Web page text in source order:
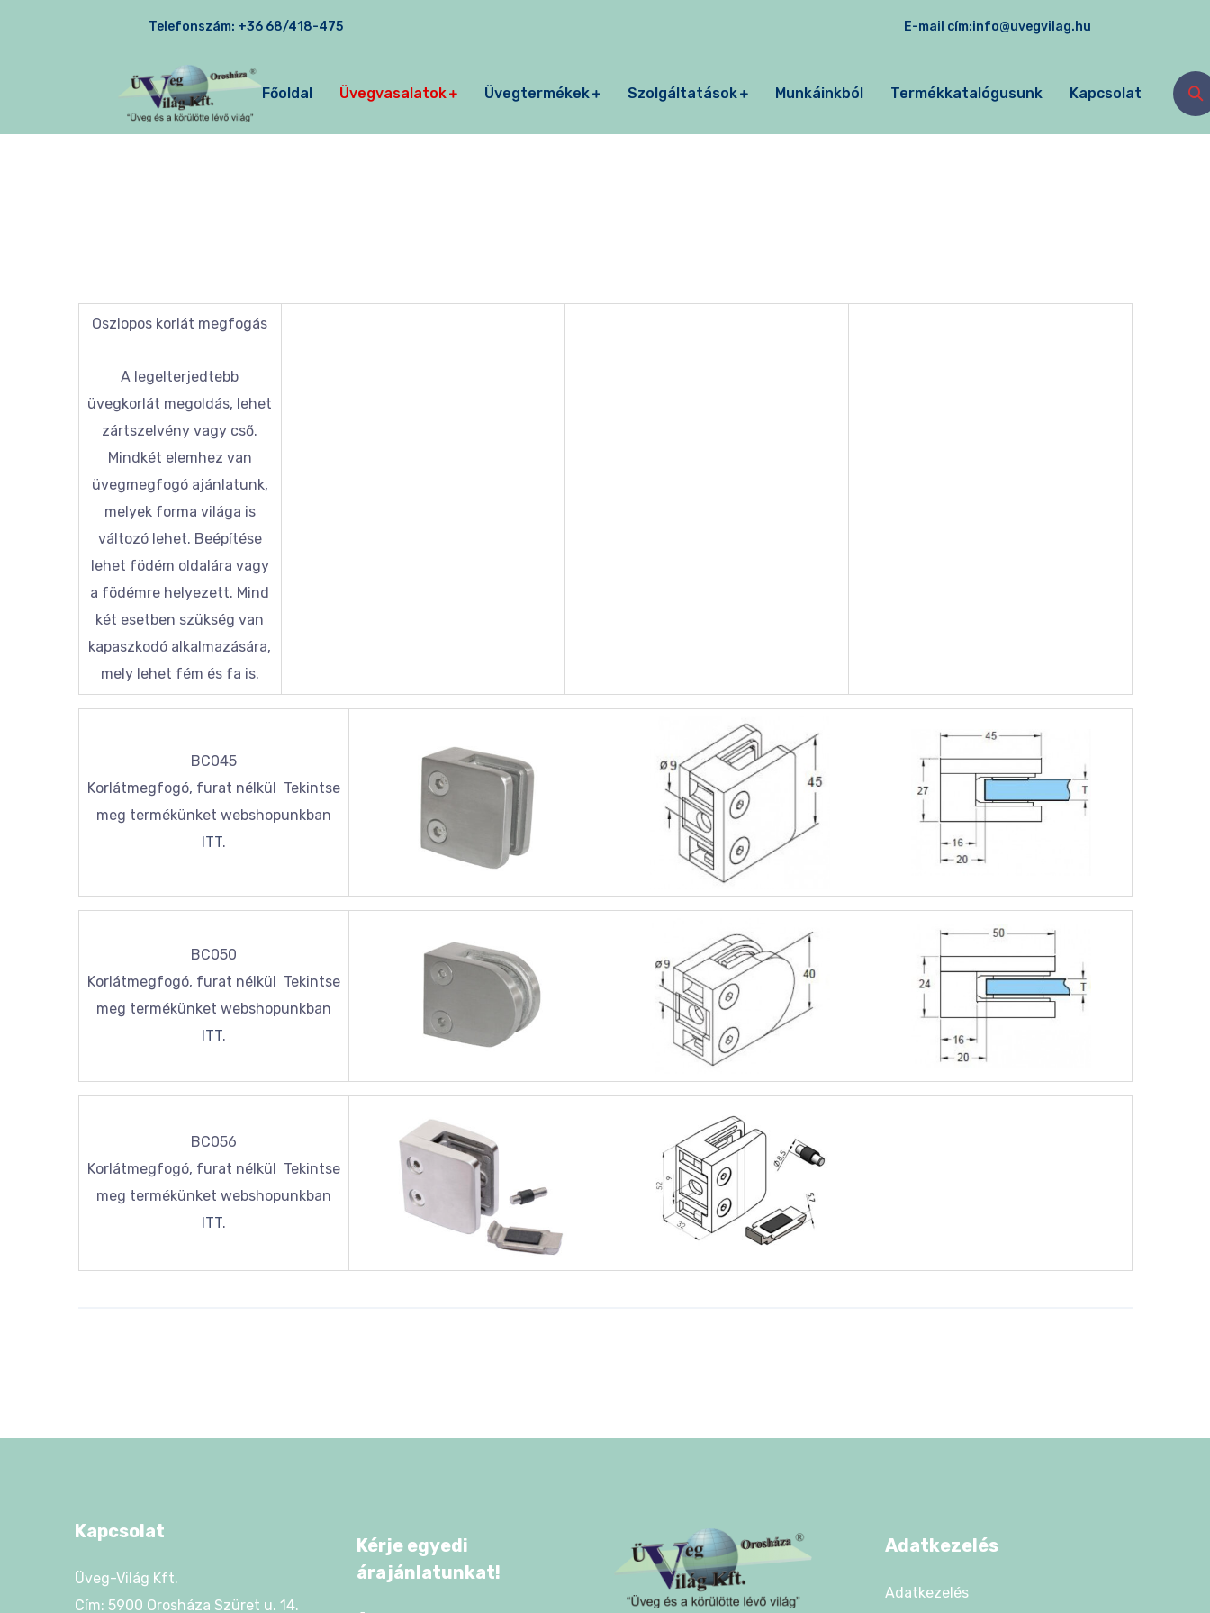
Telefonszám: +36 68/418-475 E-mail cím:info@uvegvilag.hu
Főoldal Üvegvasalatok Üvegtermékek Szolgáltatások Munkáinkból Termékkatalógusunk Kapcsolat
Oszlopos korlát megfogás
A legelterjedtebb
üvegkorlát megoldás, lehet
zártszelvény vagy cső.
Mindkét elemhez van
üvegmegfogó ajánlatunk,
melyek forma világa is
változó lehet. Beépítése
lehet födém oldalára vagy
a födémre helyezett. Mind
két esetben szükség van
kapaszkodó alkalmazására,
mely lehet fém és fa is.
BC045
Korlátmegfogó, furat nélkül Tekintse
meg termékünket webshopunkban
ITT.
BC050
Korlátmegfogó, furat nélkül Tekintse
meg termékünket webshopunkban
ITT.
BC056
Korlátmegfogó, furat nélkül Tekintse
meg termékünket webshopunkban
ITT.
Kapcsolat
Üveg-Világ Kft.
Cím: 5900 Orosháza Szüret u. 14.
Kérje egyedi
árajánlatunkat!
Adatkezelés
Adatkezelés